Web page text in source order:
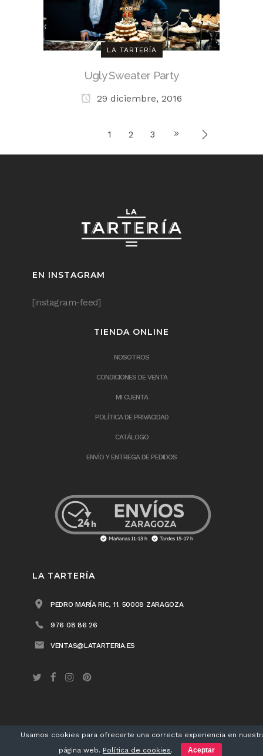
LA TARTERÍA
Ugly Sweater Party
29 diciembre, 2016
1 2 3
EN INSTAGRAM
[instagram-feed]
TIENDA ONLINE
NOSOTROS
CONDICIONES DE VENTA
MI CUENTA
POLÍTICA DE PRIVACIDAD
CATÁLOGO
ENVÍO Y ENTREGA DE PEDIDOS
LA TARTERÍA
PEDRO MARÍA RIC, 11. 50008 ZARAGOZA
976 08 86 26
VENTAS@LATARTERIA.ES
LA TARTERÍA® 2018 /Aviso legal/Política de privacidad/Política de cookies
/ DiseñoMatherea
Usamos cookies para ofrecerte una correcta experiencia en
página web. Política de cookies. Aceptar